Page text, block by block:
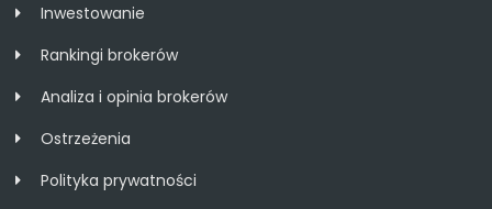
Inwestowanie
Rankingi brokerów
Analiza i opinia brokerów
Ostrzeżenia
Polityka prywatności